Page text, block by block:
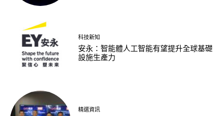
科技新知
安永：智能體人工智能有望提升全球基礎
設施生產力
精選資訊